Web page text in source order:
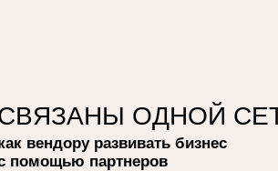
ОДНОЙ
вендору развивать бизнес
помощью партнеров